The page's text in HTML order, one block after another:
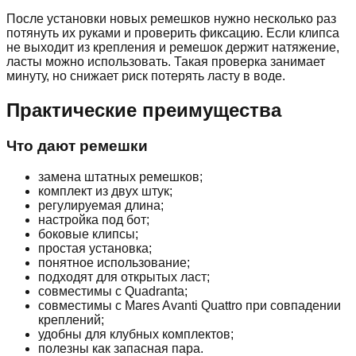
После установки новых ремешков нужно несколько раз
потянуть их руками и проверить фиксацию. Если клипса
не выходит из крепления и ремешок держит натяжение,
ласты можно использовать. Такая проверка занимает
минуту, но снижает риск потерять ласту в воде.
Практические преимущества
Что дают ремешки
замена штатных ремешков;
комплект из двух штук;
регулируемая длина;
настройка под бот;
боковые клипсы;
простая установка;
понятное использование;
подходят для открытых ласт;
совместимы с Quadranta;
совместимы с Mares Avanti Quattro при совпадении
креплений;
удобны для клубных комплектов;
полезны как запасная пара.